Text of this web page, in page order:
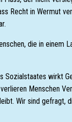
Recht in Wermut
die in einem
wirkt
Menschen
Wir sind gefragt,